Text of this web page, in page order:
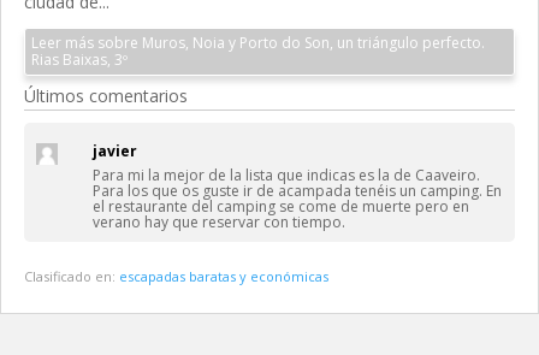
Leer más sobre Muros, Noia y Porto do Son, un triángulo perfecto.
Rias Baixas, 3º
Últimos comentarios
javier
Para mi la mejor de la lista que indicas es la de Caaveiro.
Para los que os guste ir de acampada tenéis un camping. En
el restaurante del camping se come de muerte pero en
verano hay que reservar con tiempo.
Clasificado en: escapadas baratas y económicas